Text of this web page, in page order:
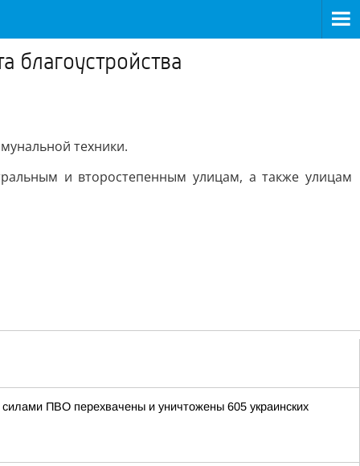
благоустройства
техники.
и второстепенным улицам, а также улицам
ПВО перехвачены и уничтожены 605 украинских